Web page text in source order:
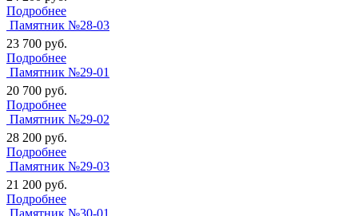
Подробнее
Памятник №28-03
23 700 руб.
Подробнее
Памятник №29-01
20 700 руб.
Подробнее
Памятник №29-02
28 200 руб.
Подробнее
Памятник №29-03
21 200 руб.
Подробнее
Памятник №30-01